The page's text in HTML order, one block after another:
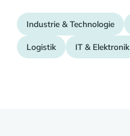
Industrie & Technologie
Logistik IT & Elektronik